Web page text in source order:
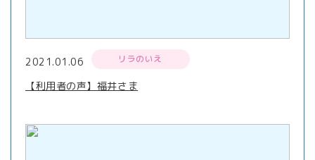
2021.01.06 リラのいえ
【利用者の声】福井さま